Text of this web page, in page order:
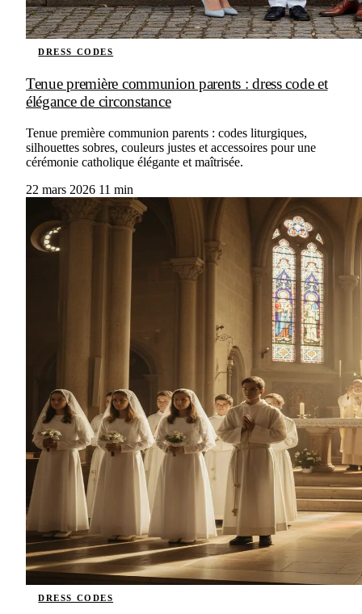
DRESS CODES
Tenue première communion parents : dress code et
élégance de circonstance
Tenue première communion parents : codes liturgiques,
silhouettes sobres, couleurs justes et accessoires pour une
cérémonie catholique élégante et maîtrisée.
22 mars 2026 11 min
DRESS CODES